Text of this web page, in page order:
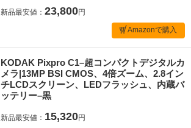
新品最安値： 23,800円
Amazonで購入
KODAK Pixpro C1–超コンパクトデジタルカ
メラ|13MP BSI CMOS、4倍ズーム、2.8イン
チLCDスクリーン、LEDフラッシュ、内蔵バ
ッテリー–黒
新品最安値： 15,320円